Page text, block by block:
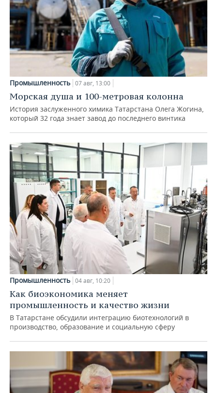
Промышленность 07 авг, 13:00
Морская душа и 100-метровая колонна
История заслуженного химика Татарстана Олега Жогина,
который 32 года знает завод до последнего винтика
Промышленность 04 авг, 10:20
Как биоэкономика меняет
промышленность и качество жизни
В Татарстане обсудили интеграцию биотехнологий в
производство, образование и социальную сферу